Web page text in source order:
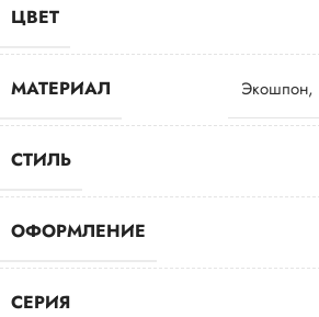
ЦВЕТ
МАТЕРИАЛ Экошпон,
СТИЛЬ
ОФОРМЛЕНИЕ
СЕРИЯ